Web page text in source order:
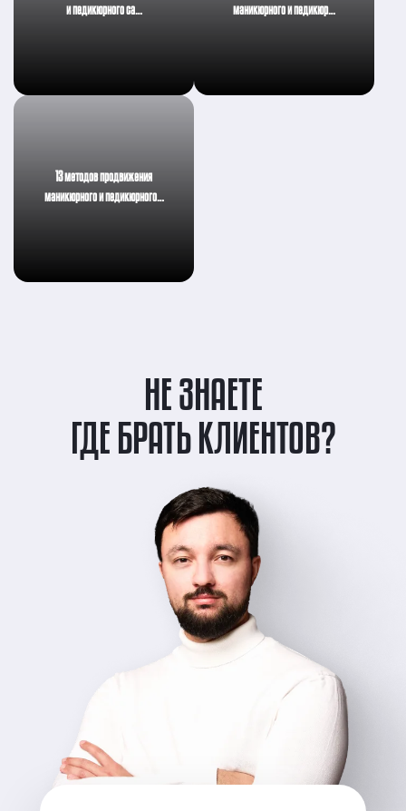
и педикюрного са…
маникюрного и педикюр…
13 методов продвижения
маникюрного и педикюрного…
ГДЕ БРАТЬ КЛИЕНТОВ?
НЕ ЗНАЕТЕ